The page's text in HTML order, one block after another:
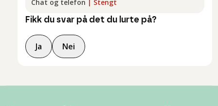
Chat og telefon | Stengt
Fikk du svar på det du lurte på?
Ja Nei